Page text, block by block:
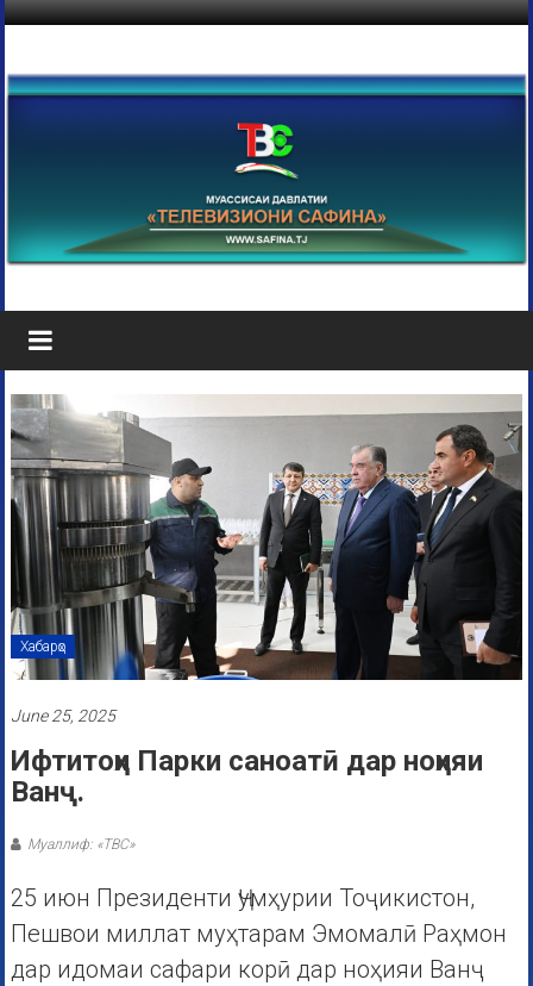
Хабарҳо
June 25, 2025
Ифтитоҳи Парки саноатӣ дар ноҳияи
Ванҷ.
Муаллиф: «ТВС»
25 июн Президенти Ҷумҳурии Тоҷикистон,
Пешвои миллат муҳтарам Эмомалӣ Раҳмон
дар идомаи сафари корӣ дар ноҳияи Ванҷ